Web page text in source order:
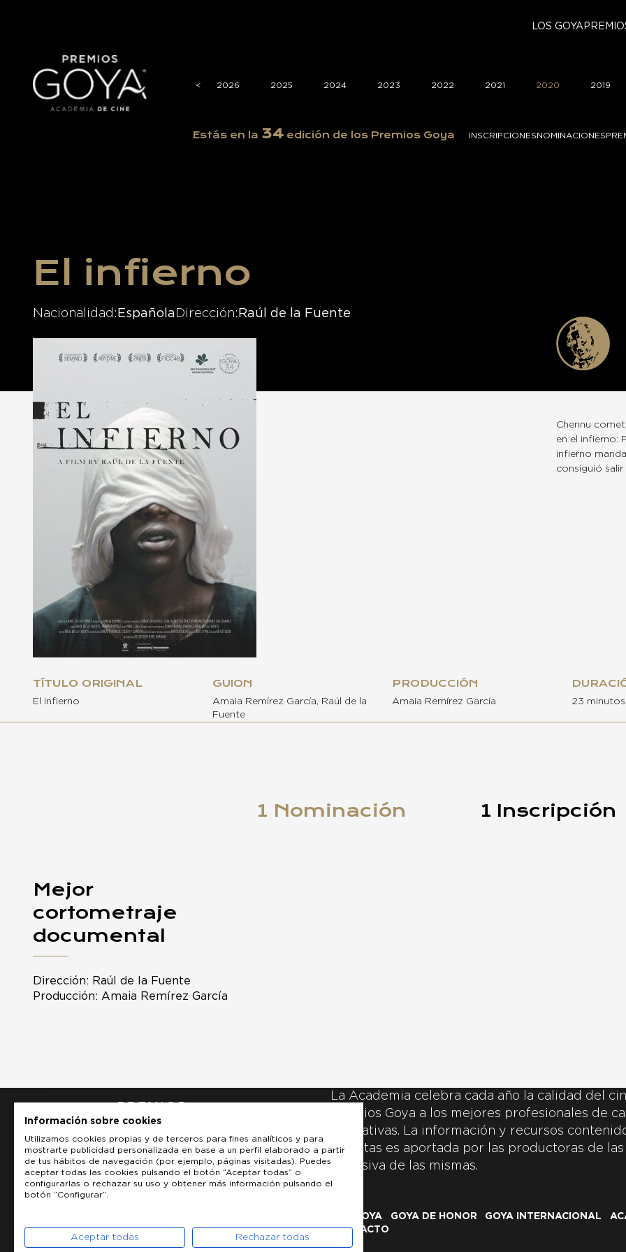
LOS GOYA
<
< 2026 2025 2024 2023 2022 2021 2020 2019
Estás en la 34edición de los Premios Goya INSCRIPCIONESNOMINACIONES
El infierno
Nacionalidad Española Dirección Raúl de la Fuente
Chennu
en el infierno:
infierno
consiguió
TÍTULO ORIGINAL
El infierno
GUION
Amaia Remírez García, Raúl de la
Fuente
PRODUCCIÓN
Amaia Remírez García 23 minutos
1 Nominación 1 Inscripción
Mejor
cortometraje
documental
Dirección: Raúl de la Fuente
Producción: Amaia Remírez García
La Academia celebra cada año la calidad del
Premios Goya a los mejores profesionales de
y creativas. La información y recursos
inscritas es aportada por las productoras de
exclusiva de las mismas.
LOS GOYA GOYA DE HONOR GOYA INTERNACIONAL
CONTACTO
Información sobre cookies
Utilizamos cookies propias y de terceros para fines analíticos y para
mostrarte publicidad personalizada en base a un perfil elaborado a partir
de tus hábitos de navegación (por ejemplo, páginas visitadas). Puedes
aceptar todas las cookies pulsando el botón “Aceptar todas” o
configurarlas o rechazar su uso y obtener más información pulsando el
botón “Configurar”.
Aceptar todas Rechazar todas